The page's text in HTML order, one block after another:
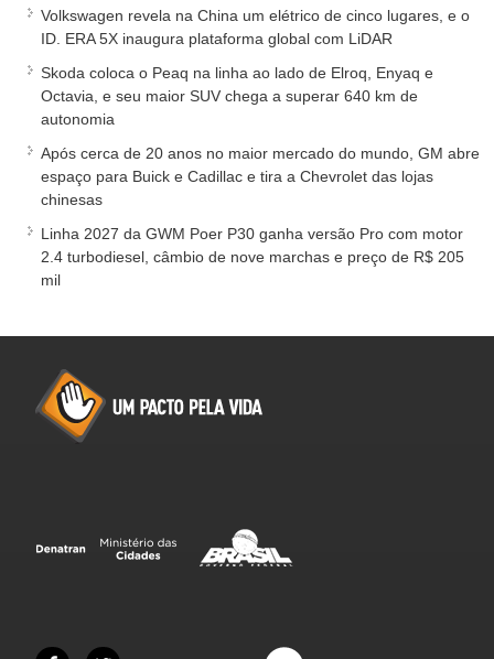
Volkswagen revela na China um elétrico de cinco lugares, e o
ID. ERA 5X inaugura plataforma global com LiDAR
Skoda coloca o Peaq na linha ao lado de Elroq, Enyaq e
Octavia, e seu maior SUV chega a superar 640 km de
autonomia
Após cerca de 20 anos no maior mercado do mundo, GM abre
espaço para Buick e Cadillac e tira a Chevrolet das lojas
chinesas
Linha 2027 da GWM Poer P30 ganha versão Pro com motor
2.4 turbodiesel, câmbio de nove marchas e preço de R$ 205
mil